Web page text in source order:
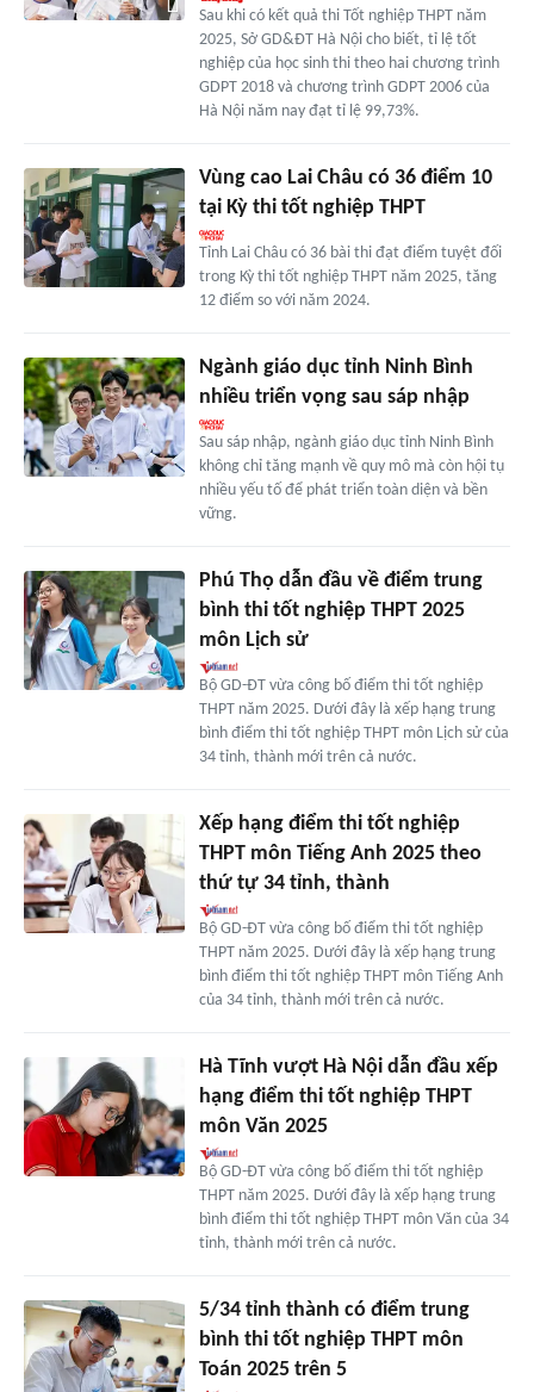
Sau khi có kết quả thi Tốt nghiệp THPT năm
2025, Sở GD&ĐT Hà Nội cho biết, tỉ lệ tốt
nghiệp của học sinh thi theo hai chương trình
GDPT 2018 và chương trình GDPT 2006 của
Hà Nội năm nay đạt tỉ lệ 99,73%.
Vùng cao Lai Châu có 36 điểm 10
tại Kỳ thi tốt nghiệp THPT
Tỉnh Lai Châu có 36 bài thi đạt điểm tuyệt đối
trong Kỳ thi tốt nghiệp THPT năm 2025, tăng
12 điểm so với năm 2024.
Ngành giáo dục tỉnh Ninh Bình
nhiều triển vọng sau sáp nhập
Sau sáp nhập, ngành giáo dục tỉnh Ninh Bình
không chỉ tăng mạnh về quy mô mà còn hội tụ
nhiều yếu tố để phát triển toàn diện và bền
vững.
Phú Thọ dẫn đầu về điểm trung
bình thi tốt nghiệp THPT 2025
môn Lịch sử
Bộ GD-ĐT vừa công bố điểm thi tốt nghiệp
THPT năm 2025. Dưới đây là xếp hạng trung
bình điểm thi tốt nghiệp THPT môn Lịch sử của
34 tỉnh, thành mới trên cả nước.
Xếp hạng điểm thi tốt nghiệp
THPT môn Tiếng Anh 2025 theo
thứ tự 34 tỉnh, thành
Bộ GD-ĐT vừa công bố điểm thi tốt nghiệp
THPT năm 2025. Dưới đây là xếp hạng trung
bình điểm thi tốt nghiệp THPT môn Tiếng Anh
của 34 tỉnh, thành mới trên cả nước.
Hà Tĩnh vượt Hà Nội dẫn đầu xếp
hạng điểm thi tốt nghiệp THPT
môn Văn 2025
Bộ GD-ĐT vừa công bố điểm thi tốt nghiệp
THPT năm 2025. Dưới đây là xếp hạng trung
bình điểm thi tốt nghiệp THPT môn Văn của 34
tỉnh, thành mới trên cả nước.
5/34 tỉnh thành có điểm trung
bình thi tốt nghiệp THPT môn
Toán 2025 trên 5